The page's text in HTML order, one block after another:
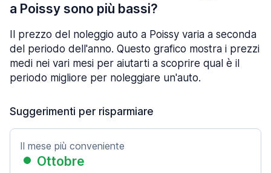
a Poissy sono più bassi?
Il prezzo del noleggio auto a Poissy varia a seconda
del periodo dell'anno. Questo grafico mostra i prezzi
medi nei vari mesi per aiutarti a scoprire qual è il
periodo migliore per noleggiare un'auto.
Suggerimenti per risparmiare
Il mese più conveniente
Ottobre